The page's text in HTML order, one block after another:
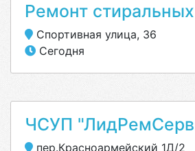
Ремонт
Спортивная улица, 36
Сегодня
ЧСУП
пер.Красноармейский 1Д/2